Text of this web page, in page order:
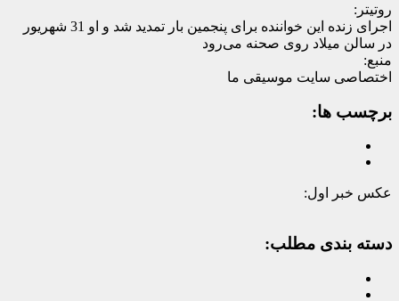
روتیتر:
اجرای زنده این خواننده برای پنجمین بار تمدید شد و او 31 شهریور
در سالن میلاد روی صحنه می‌رود
منبع:
اختصاصی سایت موسیقی ما
برچسب ها:
عکس خبر اول:
دسته بندی مطلب: